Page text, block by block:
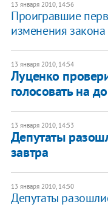
13 января 2010, 14:56
Проигравшие
изменения
13 января 2010, 14:54
Луценко
голосовать на
13 января 2010, 14:53
Депутаты
завтра
13 января 2010, 14:50
Депутаты